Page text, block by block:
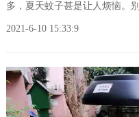
多，夏天蚊子甚是让人烦恼。
和物业会选择环保型的太阳能灭
2021-6-10 15:33:9